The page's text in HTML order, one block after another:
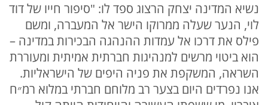
נשיא המדינה יצחק הרצוג ספד לו: "סיפור חייו של דוד
לוי, הנער שעלה ממרוקו הישר אל המעברה, ומשם
פילס את דרכו אל עמדות ההנהגה הבכירות במדינה –
הוא ביטוי מרשים למנהיגות חברתית אמיתית ומעוררת
השראה, המשקפת את פניה היפים של הישראליות.
אנו נפרדים היום בצער רב מלוחם חברתי במלוא רמ״ח